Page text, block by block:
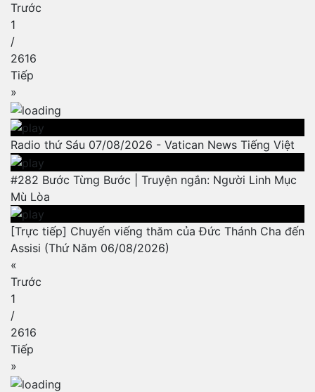
Trước
1
/
2616
Tiếp
»
Radio thứ Sáu 07/08/2026 - Vatican News Tiếng Việt
#282 Bước Từng Bước | Truyện ngắn: Người Linh Mục
Mù Lòa
[Trực tiếp] Chuyến viếng thăm của Đức Thánh Cha đến
Assisi (Thứ Năm 06/08/2026)
«
Trước
1
/
2616
Tiếp
»